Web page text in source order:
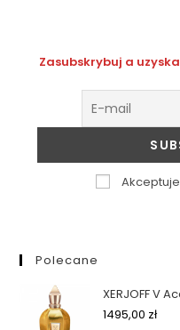
Zasubskrybuj a
Polecane
XERJOFF V
1495,00 zł